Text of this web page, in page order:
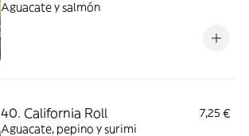
Aguacate y salmón
40. California Roll
7,25 €
Aguacate, pepino y surimi